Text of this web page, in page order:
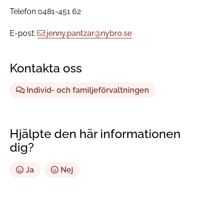
Telefon 0481-451 62
E-post: jenny.pantzar@nybro.se
Kontakta oss
Individ- och familjeförvaltningen
Hjälpte den här informationen
dig?
Ja Nej